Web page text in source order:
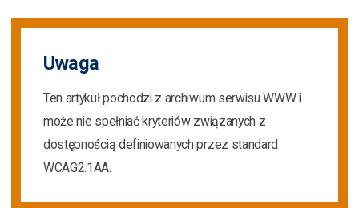
Uwaga
Ten artykuł pochodzi z archiwum serwisu WWW i
może nie spełniać kryteriów związanych z
dostępnością definiowanych przez standard
WCAG2.1AA.